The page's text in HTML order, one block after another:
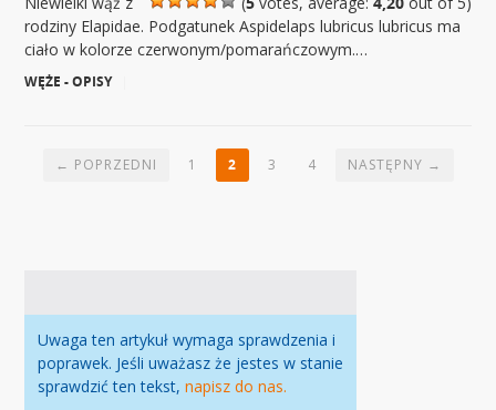
rodziny Elapidae. Podgatunek Aspidelaps lubricus lubricus ma
ciało w kolorze czerwonym/pomarańczowym.…
WĘŻE - OPISY
← POPRZEDNI 1 2 3 4 NASTĘPNY →
Uwaga ten artykuł wymaga sprawdzenia i
poprawek. Jeśli uważasz że jestes w stanie
sprawdzić ten tekst,napisz do nas.